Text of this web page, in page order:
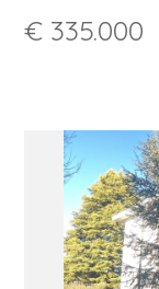
€ 335.000